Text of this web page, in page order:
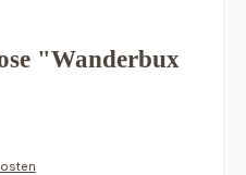
"Wanderbux